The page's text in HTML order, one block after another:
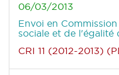
06/03/2013
Envoi en
sociale et de l'égalité
CRI 11 (2012-2013)